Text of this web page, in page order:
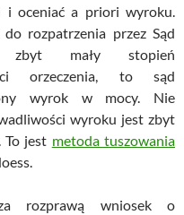
i oceniać a priori wyroku.
rozpatrzenia przez Sąd
zbyt mały stopień
orzeczenia, to sąd
wyrok w mocy. Nie
wyroku jest zbyt
To jest metoda tuszowania
rozprawą wniosek o